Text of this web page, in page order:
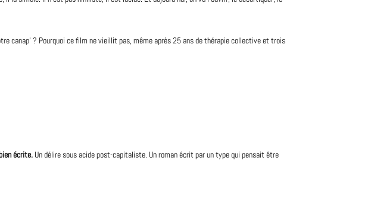
canap’ ? Pourquoi ce film ne vieillit pas, même après 25 ans de thérapie collective et trois
écrite. Un délire sous acide post-capitaliste. Un roman écrit par un type qui pensait être